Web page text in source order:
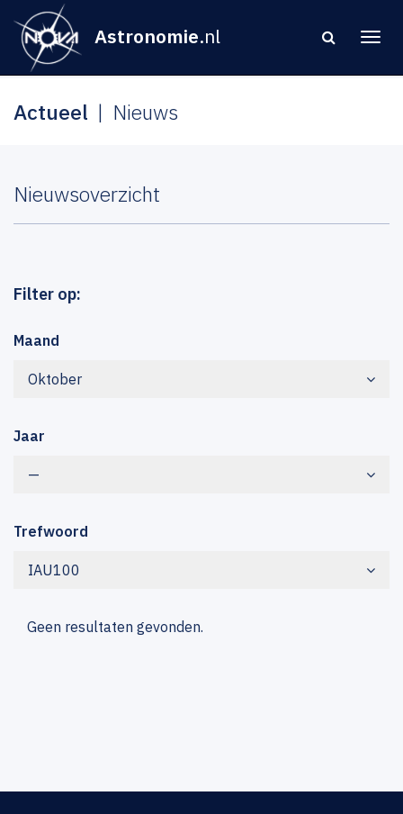
Astronomie.nl
Actueel Nieuws
Nieuwsoverzicht
Filter op:
Maand
Oktober
Jaar
—
Trefwoord
IAU100
Geen resultaten gevonden.